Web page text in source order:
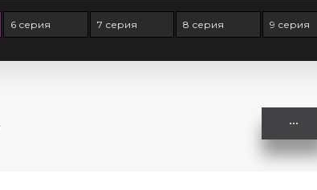
6 серия 7 серия 8 серия 9 серия